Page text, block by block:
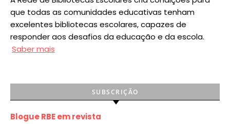
que todas as comunidades educativas tenham
excelentes bibliotecas escolares, capazes de
responder aos desafios da educação e da escola.
Saber mais
SUBSCRIÇÃO
Blogue RBE em revista